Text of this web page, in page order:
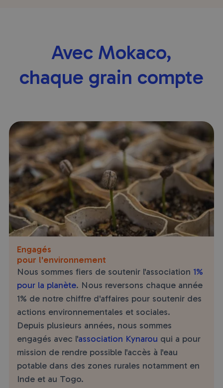
Avec Mokaco,
chaque grain compte
Engagés
pour l'environnement
Nous sommes fiers de soutenir l'association 1%
pour la planète. Nous reversons chaque année
1% de notre chiffre d'affaires pour soutenir des
actions environnementales et sociales.
Depuis plusieurs années, nous sommes
engagés avec l'association Kynarou qui a pour
mission de rendre possible l'accès à l'eau
potable dans des zones rurales notamment en
Inde et au Togo.